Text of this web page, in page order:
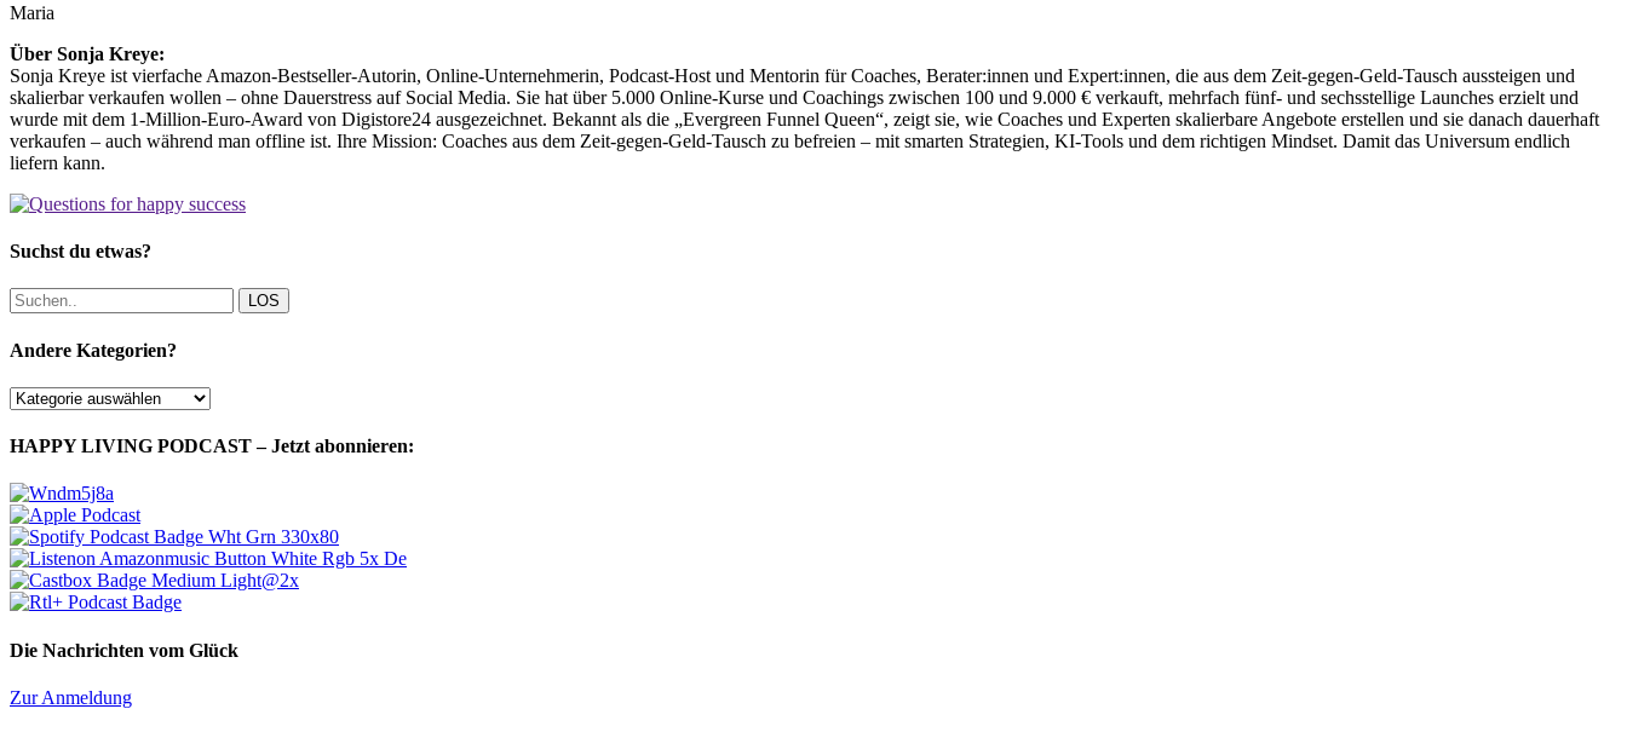
Maria
Über Sonja Kreye:
Sonja Kreye ist vierfache Amazon-Bestseller-Autorin, Online-Unternehmerin, Podcast-Host und Mentorin für Coaches, Berater:innen und Expert:innen, die aus dem Zeit-gegen-Geld-Tausch aussteigen und
skalierbar verkaufen wollen – ohne Dauerstress auf Social Media. Sie hat über 5.000 Online-Kurse und Coachings zwischen 100 und 9.000 € verkauft, mehrfach fünf- und sechsstellige Launches erzielt und
wurde mit dem 1-Million-Euro-Award von Digistore24 ausgezeichnet. Bekannt als die „Evergreen Funnel Queen“, zeigt sie, wie Coaches und Experten skalierbare Angebote erstellen und sie danach dauerhaft
verkaufen – auch während man offline ist. Ihre Mission: Coaches aus dem Zeit-gegen-Geld-Tausch zu befreien – mit smarten Strategien, KI-Tools und dem richtigen Mindset. Damit das Universum endlich
liefern kann.
Suchst du etwas?
LOS
Andere Kategorien?
Andere
HAPPY LIVING PODCAST – Jetzt abonnieren:
Die Nachrichten vom Glück
Zur Anmeldung